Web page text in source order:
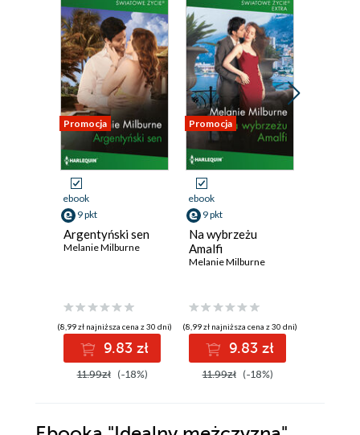
Promocja
ebook
9 pkt
Argentyński sen
Melanie Milburne
(8,99 zł najniższa cena z 30 dni)
9.83 zł
11.99zł (-18%)
Promocja
ebook
9 pkt
Na wybrzeżu
Amalfi
Melanie Milburne
(8,99 zł najniższa cena z 30 dni)
9.83 zł
11.99zł (-18%)